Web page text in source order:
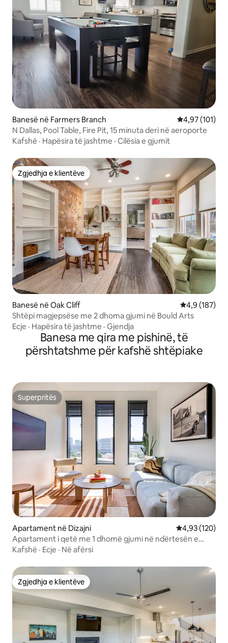
Banesë në Farmers Branch Vlerësimi
4,97 (101)
N Dallas, Pool Table, Fire Pit, 15 minuta deri në aeroporte
Kafshë · Hapësira të jashtme · Cilësia e gjumit
Zgjedhja e klientëve
Zgjedhja e klientëve
Banesë në Oak Cliff Vlerësimi
4,9 (187)
Shtëpi magjepsëse me 2 dhoma gjumi në Bould Arts
Ecje · Hapësira të jashtme · Gjendja
Banesa me qira me pishinë, të
përshtatshme për kafshë shtëpiake
Superpritës
Superpritës
Apartament në Dizajni Vlerësimi
4,93 (120)
Apartament i qetë me 1 dhomë gjumi në ndërtesën e
shërbimeve
Kafshë · Ecje · Në afërsi
Zgjedhja e klientëve
Zgjedhja e klientëve